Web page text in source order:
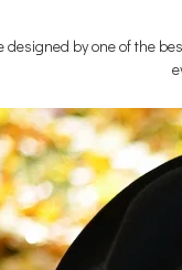
designed by one of the